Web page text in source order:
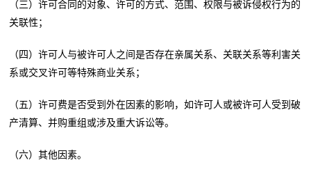
（三）许可合同的对象、许可的方式、范围、权限与被诉侵权行为的
关联性；
（四）许可人与被许可人之间是否存在亲属关系、关联关系等利害关
系或交叉许可等特殊商业关系；
（五）许可费是否受到外在因素的影响，如许可人或被许可人受到破
产清算、并购重组或涉及重大诉讼等。
（六）其他因素。